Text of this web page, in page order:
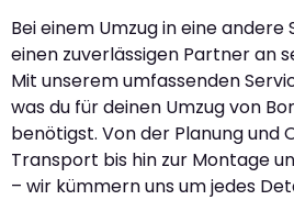
Bei einem Umzug in eine
einen zuverlässigen Partner an
Mit unserem umfassenden
was du für deinen Umzug von
benötigst. Von der Planung und
Transport bis hin zur Montage
– wir kümmern uns um jedes